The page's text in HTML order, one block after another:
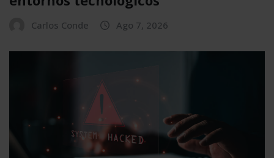
Carlos Conde Ago 7, 2026